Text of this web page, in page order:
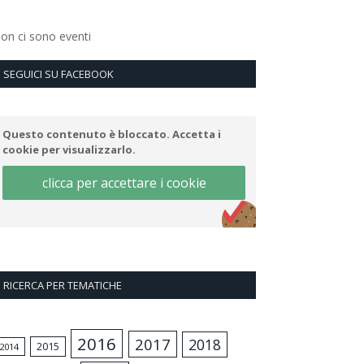
ci sono eventi
SEGUICI SU FACEBOOK
Questo contenuto è bloccato. Accetta i
cookie per visualizzarlo.
clicca per accettare i cookie
RICERCA PER TEMATICHE
2014 2015 2016 2017 2018